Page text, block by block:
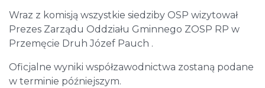
Wraz z komisją wszystkie siedziby OSP wizytował
Prezes Zarządu Oddziału Gminnego ZOSP RP w
Przemęcie Druh Józef Pauch .
Oficjalne wyniki współzawodnictwa zostaną podane
w terminie późniejszym.